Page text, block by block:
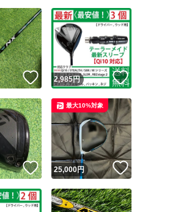
いいね！
2,985円 いいね！
いいね！
25,000円 いいね！
最大10%対象